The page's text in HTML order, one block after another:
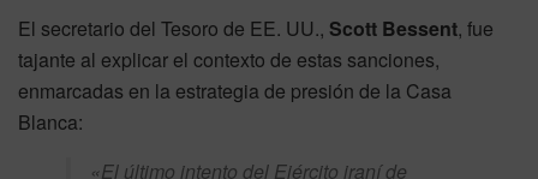
El secretario del Tesoro de EE. UU., Scott Bessent, fue
tajante al explicar el contexto de estas sanciones,
enmarcadas en la estrategia de presión de la Casa
Blanca:
«El último intento del Ejército iraní de